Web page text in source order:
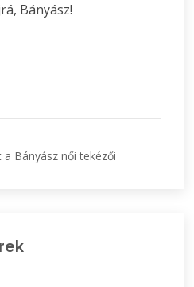
Bányász!
Bányász női tekézői